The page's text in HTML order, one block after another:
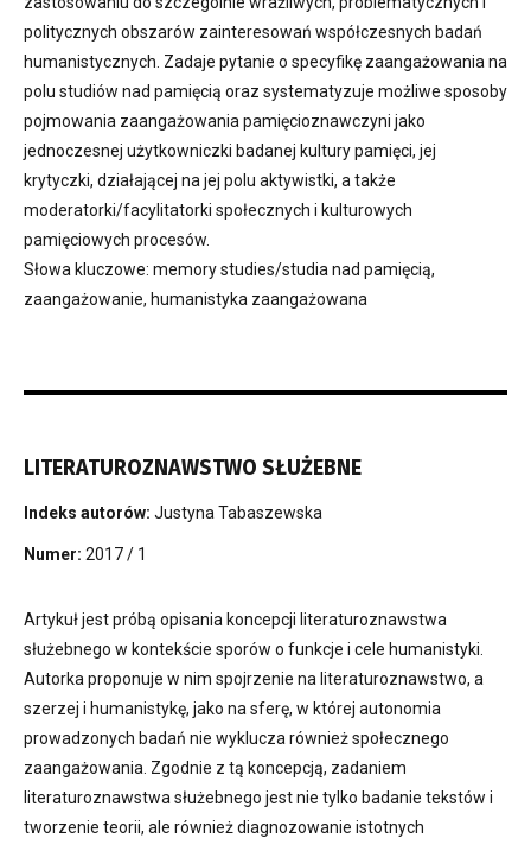
politycznych obszarów zainteresowań współczesnych badań
humanistycznych. Zadaje pytanie o specyfikę zaangażowania na
polu studiów nad pamięcią oraz systematyzuje możliwe sposoby
pojmowania zaangażowania pamięcioznawczyni jako
jednoczesnej użytkowniczki badanej kultury pamięci, jej
krytyczki, działającej na jej polu aktywistki, a także
moderatorki/facylitatorki społecznych i kulturowych
pamięciowych procesów.
Słowa kluczowe: memory studies/studia nad pamięcią,
zaangażowanie, humanistyka zaangażowana
LITERATUROZNAWSTWO SŁUŻEBNE
Indeks autorów: Justyna Tabaszewska
Numer: 2017 / 1
Artykuł jest próbą opisania koncepcji literaturoznawstwa
służebnego w kontekście sporów o funkcje i cele humanistyki.
Autorka proponuje w nim spojrzenie na literaturoznawstwo, a
szerzej i humanistykę, jako na sferę, w której autonomia
prowadzonych badań nie wyklucza również społecznego
zaangażowania. Zgodnie z tą koncepcją, zadaniem
literaturoznawstwa służebnego jest nie tylko badanie tekstów i
tworzenie teorii, ale również diagnozowanie istotnych